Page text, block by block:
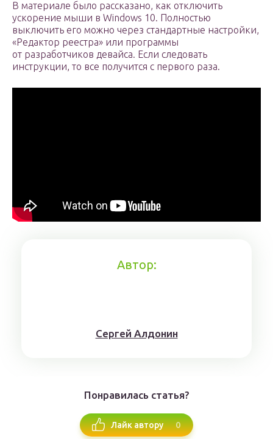
В материале было рассказано, как отключить
ускорение мыши в Windows 10. Полностью
выключить его можно через стандартные настройки,
«Редактор реестра» или программы
от разработчиков девайса. Если следовать
инструкции, то все получится с первого раза.
Автор:
Сергей Алдонин
Понравилась статья?
Лайк автору 0